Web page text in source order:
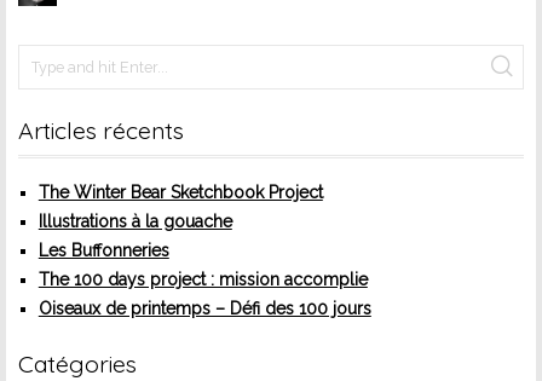
Articles récents
The Winter Bear Sketchbook Project
Illustrations à la gouache
Les Buffonneries
The 100 days project : mission accomplie
Oiseaux de printemps – Défi des 100 jours
Catégories